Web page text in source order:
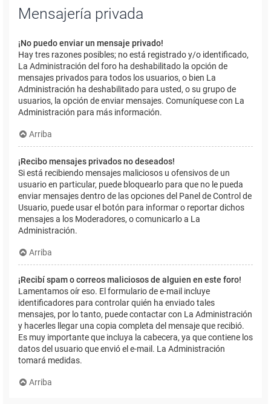
Mensajería privada
¡No puedo enviar un mensaje privado!
Hay tres razones posibles; no está registrado y/o identificado,
La Administración del foro ha deshabilitado la opción de
mensajes privados para todos los usuarios, o bien La
Administración ha deshabilitado para usted, o su grupo de
usuarios, la opción de enviar mensajes. Comuníquese con La
Administración para más información.
Arriba
¡Recibo mensajes privados no deseados!
Si está recibiendo mensajes maliciosos u ofensivos de un
usuario en particular, puede bloquearlo para que no le pueda
enviar mensajes dentro de las opciones del Panel de Control de
Usuario, puede usar el botón para informar o reportar dichos
mensajes a los Moderadores, o comunicarlo a La
Administración.
Arriba
¡Recibí spam o correos maliciosos de alguien en este foro!
Lamentamos oír eso. El formulario de e-mail incluye
identificadores para controlar quién ha enviado tales
mensajes, por lo tanto, puede contactar con La Administración
y hacerles llegar una copia completa del mensaje que recibió.
Es muy importante que incluya la cabecera, ya que contiene los
datos del usuario que envió el e-mail. La Administración
tomará medidas.
Arriba